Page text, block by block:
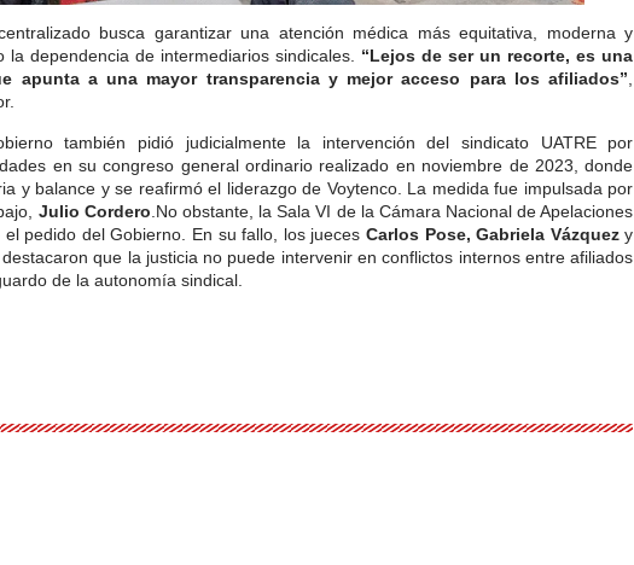
busca garantizar una atención médica más equitativa, moderna y
la dependencia de intermediarios sindicales. “Lejos de ser un recorte, es una
apunta a una mayor transparencia y mejor acceso para los afiliados”
también pidió judicialmente la intervención del sindicato UATRE por
en su congreso general ordinario realizado en noviembre de 2023, donde
y balance y se reafirmó el liderazgo de Voytenco. La medida fue impulsada por
Julio Cordero .No obstante, la Sala VI de la Cámara Nacional de Apelaciones
pedido del Gobierno. En su fallo, los jueces Carlos Pose, Gabriela Vázquezy
que la justicia no puede intervenir en conflictos internos entre afiliados
de la autonomía sindical.